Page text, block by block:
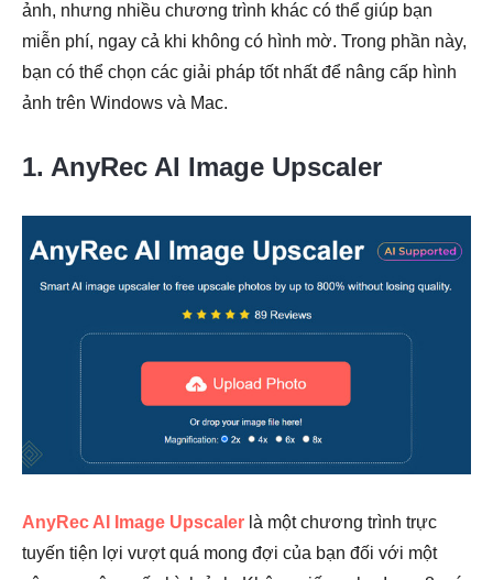
ảnh, nhưng nhiều chương trình khác có thể giúp bạn
miễn phí, ngay cả khi không có hình mờ. Trong phần này,
bạn có thể chọn các giải pháp tốt nhất để nâng cấp hình
ảnh trên Windows và Mac.
1. AnyRec AI Image Upscaler
AnyRec AI Image Upscaler là một chương trình trực
tuyến tiện lợi vượt quá mong đợi của bạn đối với một